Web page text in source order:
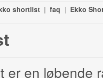
shortlist | faq | Ekko
er en løbende